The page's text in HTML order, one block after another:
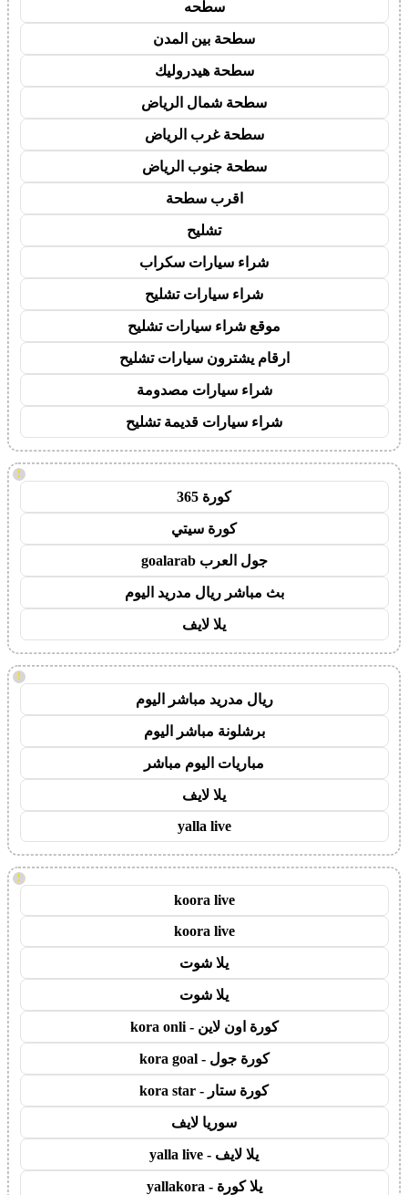
سطحه
سطحة بين المدن
سطحة هيدروليك
سطحة شمال الرياض
سطحة غرب الرياض
سطحة جنوب الرياض
اقرب سطحة
تشليح
شراء سيارات سكراب
شراء سيارات تشليح
موقع شراء سيارات تشليح
ارقام يشترون سيارات تشليح
شراء سيارات مصدومة
شراء سيارات قديمة تشليح
!
كورة 365
كورة سيتي
جول العرب goalarab
بث مباشر ريال مدريد اليوم
يلا لايف
!
ريال مدريد مباشر اليوم
برشلونة مباشر اليوم
مباريات اليوم مباشر
يلا لايف
yalla live
!
koora live
koora live
يلا شوت
يلا شوت
كورة اون لاين - kora onli
كورة جول - kora goal
كورة ستار - kora star
سوريا لايف
يلا لايف - yalla live
يلا كورة - yallakora